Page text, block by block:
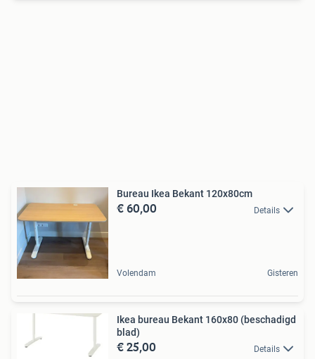
Bureau Ikea Bekant 120x80cm
€ 60,00 Details
Volendam Gisteren
Ikea bureau Bekant 160x80 (beschadigd
blad)
€ 25,00 Details